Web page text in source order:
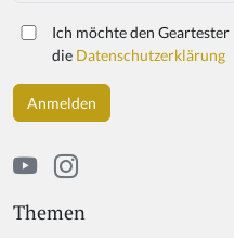
Themen
Ich möchte den
die Datenschutzerklärung